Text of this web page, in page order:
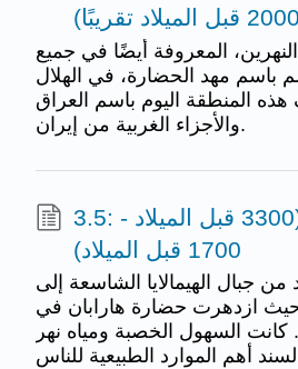
النهرين، المعروفة أيضًا في جميع
باسم مهد الحضارة، في الهلال
المنطقة اليوم باسم العراق
والأجزاء الغربية من إيران.
3.5: وادي السند (3300 قبل الميلاد -
1700 قبل الميلاد)
من جبال الهيمالايا الشاسعة إلى
حيث ازدهرت حضارة هارابان في
كانت السهول الخصبة ومياه نهر